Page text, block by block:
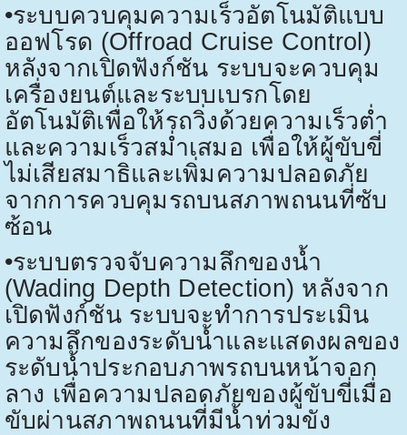
•ระบบควบคุมความเร็วอัตโนมัติแบบ
ออฟโรด (Offroad Cruise Control)
หลังจากเปิดฟังก์ชัน ระบบจะควบคุม
เครื่องยนต์และระบบเบรกโดย
อัตโนมัติเพื่อให้รถวิ่งด้วยความเร็วต่ำ
และความเร็วสม่ำเสมอ เพื่อให้ผู้ขับขี่
ไม่เสียสมาธิและเพิ่มความปลอดภัย
จากการควบคุมรถบนสภาพถนนที่ซับ
ซ้อน
•ระบบตรวจจับความลึกของน้ำ
(Wading Depth Detection) หลังจาก
เปิดฟังก์ชัน ระบบจะทำการประเมิน
ความลึกของระดับน้ำและแสดงผลของ
ระดับน้ำประกอบภาพรถบนหน้าจอก
ลาง เพื่อความปลอดภัยของผู้ขับขี่เมื่อ
ขับผ่านสภาพถนนที่มีน้ำท่วมขัง